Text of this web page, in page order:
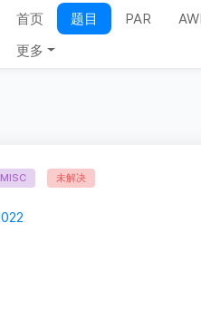
首页 题目 PAR
更多
MISC 未解决